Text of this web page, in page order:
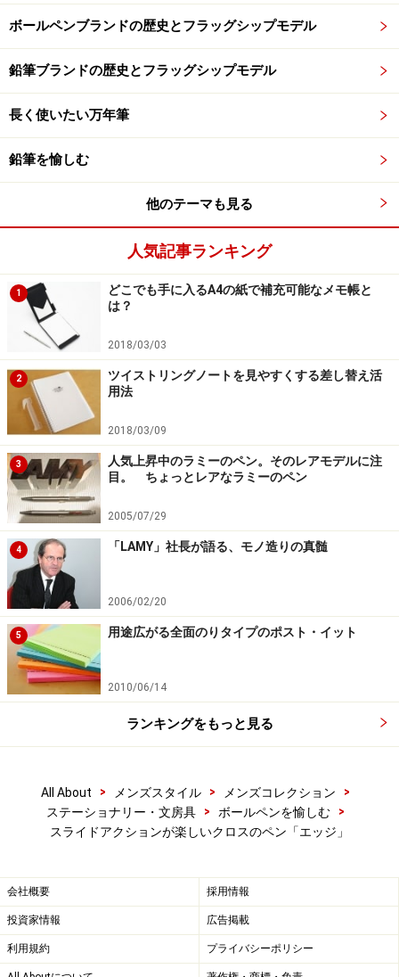
ボールペンブランドの歴史とフラッグシップモデル
鉛筆ブランドの歴史とフラッグシップモデル
長く使いたい万年筆
鉛筆を愉しむ
他のテーマも見る
人気記事ランキング
1
どこでも手に入るA4の紙で補充可能なメモ帳と
は？
2018/03/03
2
ツイストリングノートを見やすくする差し替え活
用法
2018/03/09
3
人気上昇中のラミーのペン。そのレアモデルに注
目。 ちょっとレアなラミーのペン
2005/07/29
4 「LAMY」社長が語る、モノ造りの真髄
2006/02/20
5 用途広がる全面のりタイプのポスト・イット
2010/06/14
ランキングをもっと見る
All About > メンズスタイル > メンズコレクション
>
ステーショナリー・文房具
> ボールペンを愉しむ
>
スライドアクションが楽しいクロスのペン「エッジ」
会社概要 採用情報
投資家情報 広告掲載
利用規約 プライバシーポリシー